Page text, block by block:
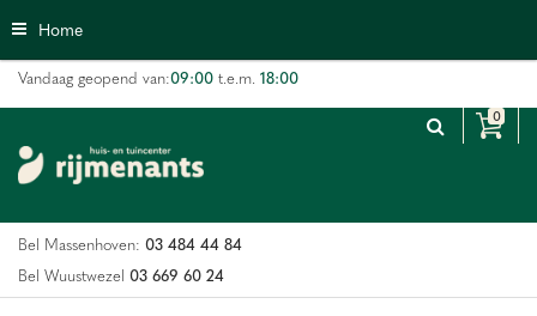
n
n
n
Home
Vandaag geopend van:09:00 t.e.m. 18:00
Bel Massenhoven: 03 484 44 84
Bel Wuustwezel 03 669 60 24